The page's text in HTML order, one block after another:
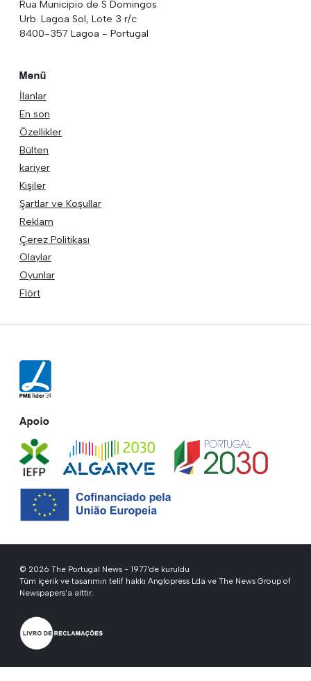
Rua Municipio de S Domingos
Urb. Lagoa Sol, Lote 3 r/c
8400-357 Lagoa - Portugal
Menü
İlanlar
En son
Özellikler
Bülten
kariyer
Kişiler
Şartlar ve Koşullar
Reklam
Çerez Politikası
Olaylar
Oyunlar
Flört
Apoio
© 2026 The Portugal News - 1977'de kuruldu
Tüm içerik ve tasarımın telif hakkı Anglopress Lda ve The News Group of
Newspapers'a aittir.